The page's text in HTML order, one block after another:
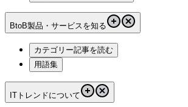
BtoB製品・サービスを知る
カテゴリー記事を読む
用語集
ITトレンドについて